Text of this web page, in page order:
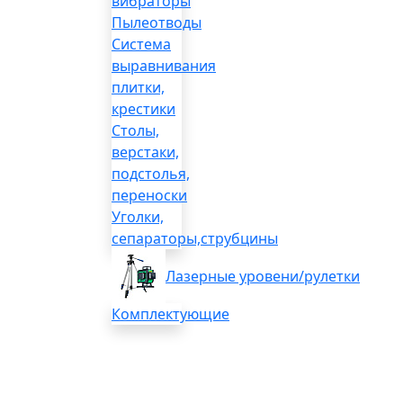
Пылеотводы
Система
выравнивания
плитки,
крестики
Столы,
верстаки,
подстолья,
переноски
Уголки,
сепараторы,струбцины
Лазерные уровени/рулетки
Комплектующие